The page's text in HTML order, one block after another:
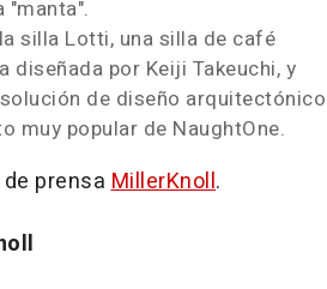
"manta".
silla Lotti, una silla de café
diseñada por Keiji Takeuchi, y
de diseño arquitectónico
muy popular de NaughtOne.
de prensaMillerKnoll.